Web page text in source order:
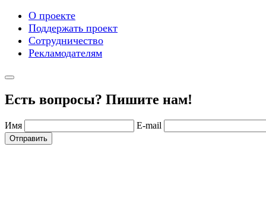
О проекте
Поддержать проект
Сотрудничество
Рекламодателям
Есть вопросы? Пишите нам!
Имя E-mail